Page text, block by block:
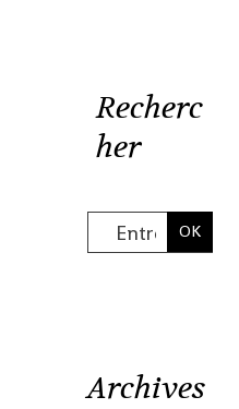
Recherc
her
Archives